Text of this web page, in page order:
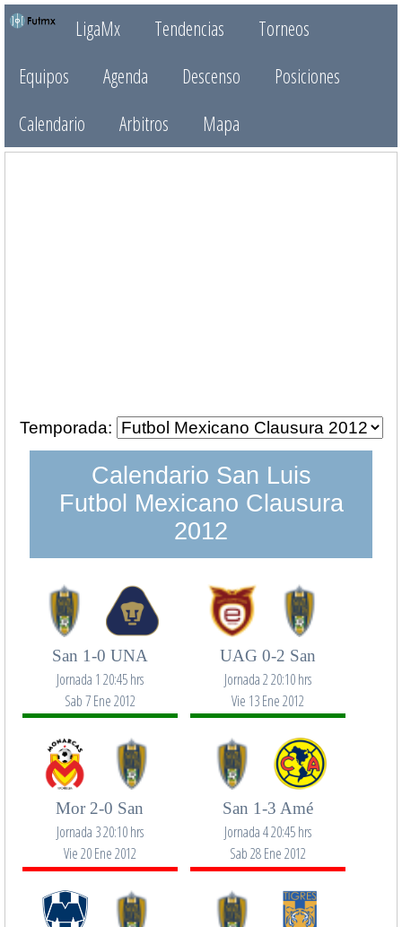
LigaMx Tendencias
Torneos
Equipos
Agenda Descenso
Posiciones
Calendario
Arbitros Mapa
Temporada:
Calendario San Luis
Futbol Mexicano Clausura
2012
San 1-0 UNA
Jornada 1 20:45 hrs
Sab 7 Ene 2012
UAG 0-2 San
Jornada 2 20:10 hrs
Vie 13 Ene 2012
Mor 2-0 San
Jornada 3 20:10 hrs
Vie 20 Ene 2012
San 1-3 Amé
Jornada 4 20:45 hrs
Sab 28 Ene 2012